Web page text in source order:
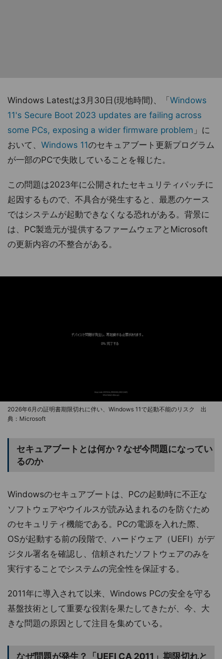
Windows Latestは3月30日(現地時間)、「 Windows
11's Secure Boot 2023 updates are failing across
some PCs, exposing a wider firmware problem 」に
おいて、 Windows 11のセキュアブート更新プログラム
が一部のPCで失敗していることを報じた。
この問題は2023年に公開されたセキュリティパッチに
起因するもので、不具合が発生すると、最悪のケース
ではシステムが起動できなくなる恐れがある。背景に
は、PC製造元が提供するファームウェアとMicrosoft
の更新内容の不整合がある。
2026年6月の証明書期限切れに伴い、Windows 11で起動不能のリスク 出
典：Microsoft
セキュアブートとは何か？なぜ今問題になってい
るのか
Windowsのセキュアブートは、PCの起動時に不正な
ソフトウェアやウイルスが読み込まれるのを防ぐため
のセキュリティ機能である。PCの電源を入れた際、
OSが起動する前の段階で、ハードウェア（UEFI）がデ
ジタル署名を確認し、信頼されたソフトウェアのみを
実行することでシステムの完全性を保証する。
2011年に導入されて以来、Windows PCの安全を守る
基盤技術として重要な役割を果たしてきたが、今、大
きな問題の原因として注目を集めている。
なぜ問題が発生？「UEFI CA 2011」期限切れと